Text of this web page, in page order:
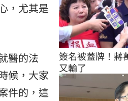
，尤其是
醫的法
候，大家
件的，這
簽名被蓋牌！蔣
又輸了